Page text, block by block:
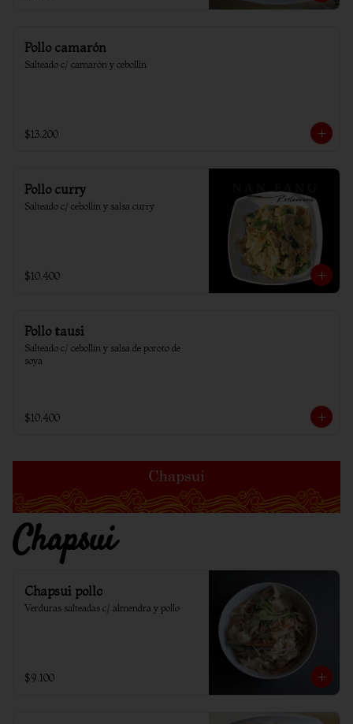
Pollo camarón
Salteado c/ camarón y cebollín
$13.200
Pollo curry
Salteado c/ cebollin y salsa curry
$10.400
Pollo tausi
Salteado c/ cebollin y salsa de poroto de
soya
$10.400
Chapsui
Chapsui pollo
Verduras salteadas c/ almendra y pollo
$9.100